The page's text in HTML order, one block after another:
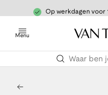
Op werkdagen voor
Menu